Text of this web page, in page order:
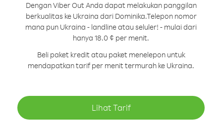
Dengan Viber Out Anda dapat melakukan panggilan
berkualitas ke Ukraina dari Dominika.Telepon nomor
mana pun Ukraina - landline atau seluler! - mulai dari
hanya 18.0 ¢ per menit.
Beli paket kredit atau paket menelepon untuk
mendapatkan tarif per menit termurah ke Ukraina.
Lihat Tarif